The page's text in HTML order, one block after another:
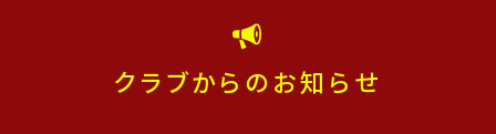
クラブからのお知らせ